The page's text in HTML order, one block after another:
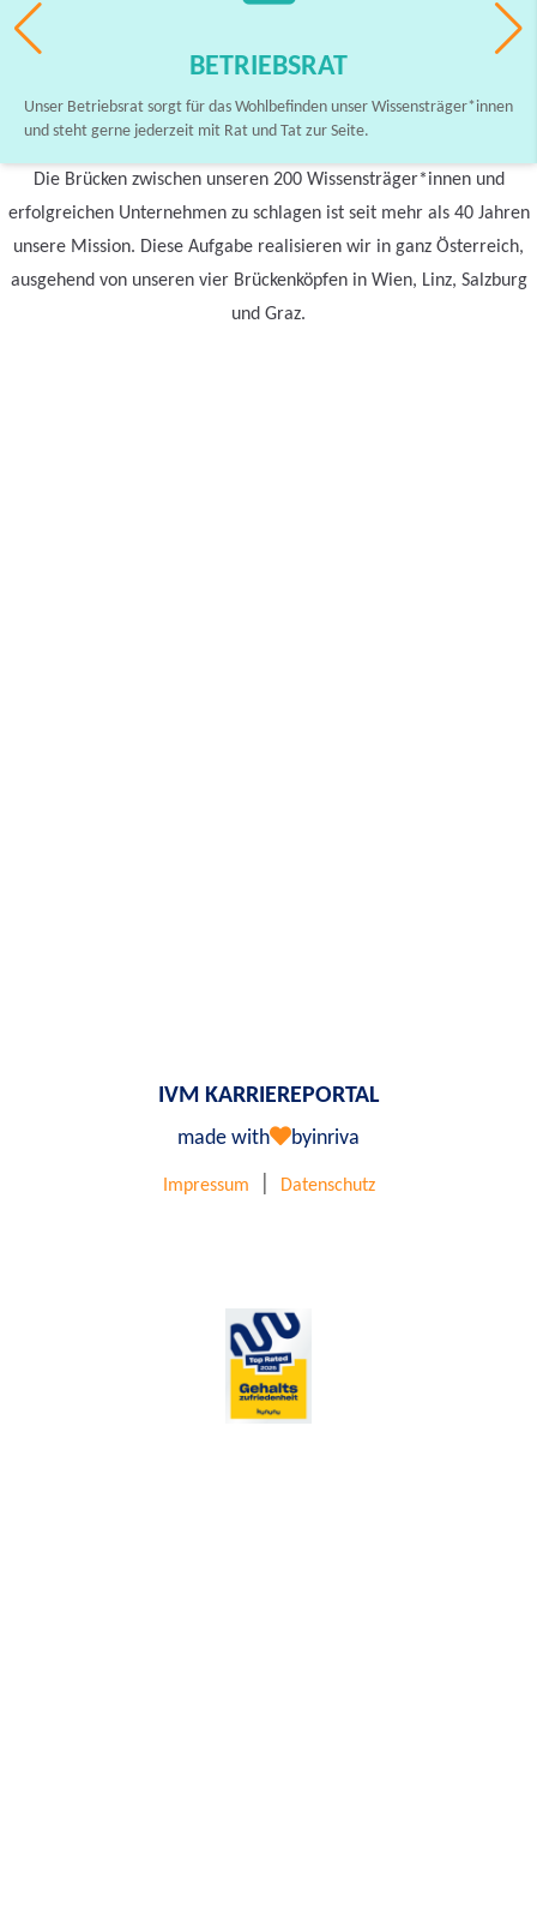
BETRIEBSRAT
Unser Betriebsrat sorgt für das Wohlbefinden unser Wissensträger*innen
und steht gerne jederzeit mit Rat und Tat zur Seite.
Die Brücken zwischen unseren 200 Wissensträger*innen und
erfolgreichen Unternehmen zu schlagen ist seit mehr als 40 Jahren
unsere Mission. Diese Aufgabe realisieren wir in ganz Österreich,
ausgehend von unseren vier Brückenköpfen in Wien, Linz, Salzburg
und Graz.
IVM KARRIEREPORTAL
made with byinriva
Impressum Datenschutz